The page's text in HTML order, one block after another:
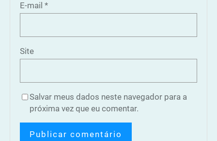
E-mail *
Site
Salvar meus dados neste navegador para a
próxima vez que eu comentar.